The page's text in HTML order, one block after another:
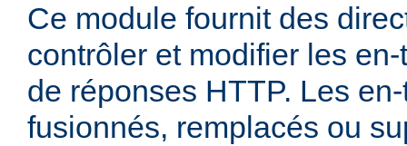
Ce module fournit des
contrôler et modifier les
de réponses HTTP. Les
fusionnés, remplacés ou